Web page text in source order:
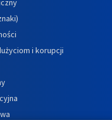
i korupcji